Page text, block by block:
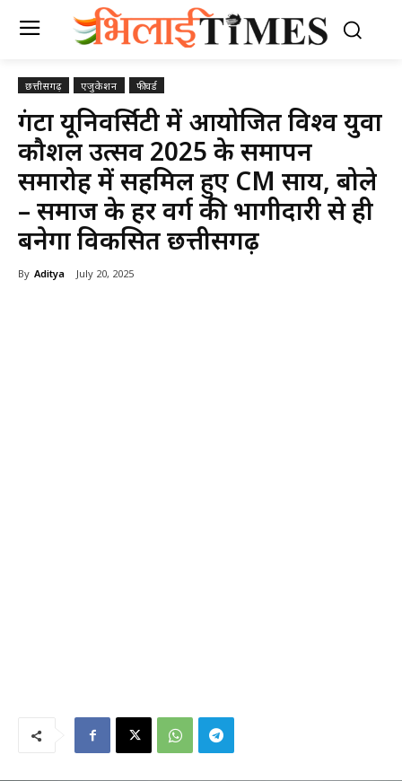
छत्तीसगढ़ एजुकेशन फीचर्ड
रूंगटा यूनिवर्सिटी में आयोजित विश्व युवा
कौशल उत्सव 2025 के समापन
समारोह में सहमिल हुए CM साय, बोले
– समाज के हर वर्ग की भागीदारी से ही
बनेगा विकसित छत्तीसगढ़
By Aditya July 20, 2025